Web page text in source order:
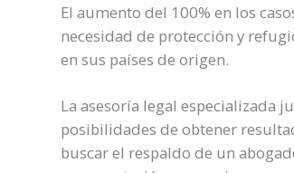
El aumento del 100% en los
necesidad de protección y
en sus países de origen.
La asesoría legal especializada
posibilidades de obtener
buscar el respaldo de un